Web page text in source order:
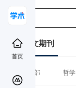
首页
中文期刊
全部 哲学